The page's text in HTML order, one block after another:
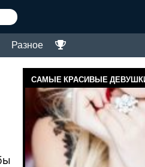
Разное
САМЫЕ КРАСИВЫЕ